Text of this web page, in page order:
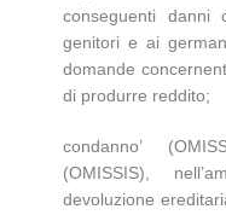
conseguenti danni
genitori e ai
domande
di produrre reddito;
condanno’
(OMISSIS),
devoluzione